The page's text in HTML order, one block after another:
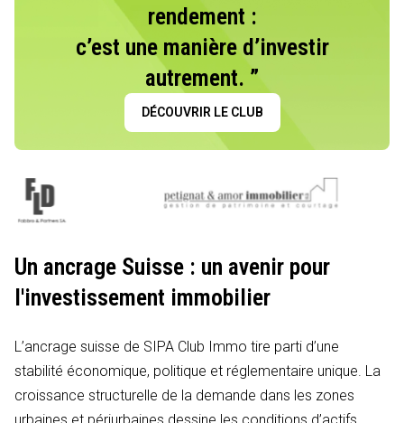
rendement :
c’est une manière d’investir
autrement. ”
DÉCOUVRIR LE CLUB
Un ancrage Suisse : un avenir pour
l'investissement immobilier
L’ancrage suisse de SIPA Club Immo tire parti d’une
stabilité économique, politique et réglementaire unique. La
croissance structurelle de la demande dans les zones
urbaines et périurbaines dessine les conditions d’actifs